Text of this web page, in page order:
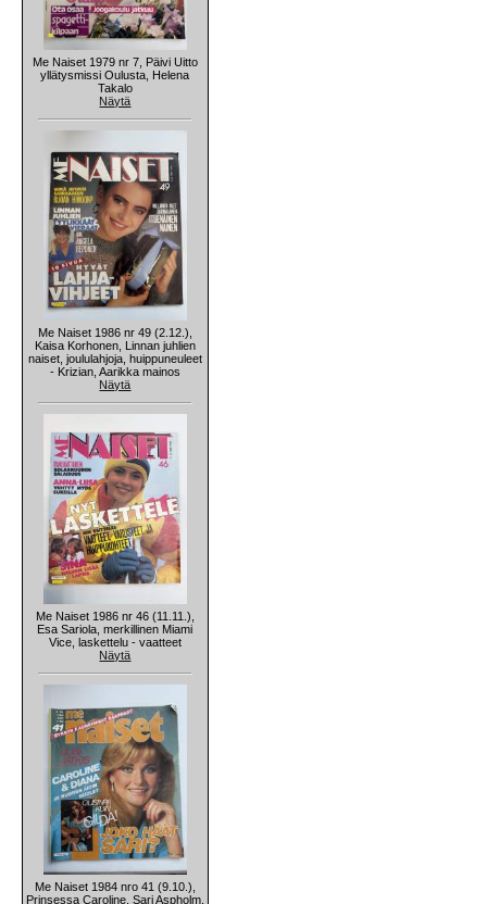
Me Naiset 1979 nr 7, Päivi Uitto
yllätysmissi Oulusta, Helena
Takalo
Näytä
Me Naiset 1986 nr 49 (2.12.),
Kaisa Korhonen, Linnan juhlien
naiset, joululahjoja, huippuneuleet
- Krizian, Aarikka mainos
Näytä
Me Naiset 1986 nr 46 (11.11.),
Esa Sariola, merkillinen Miami
Vice, laskettelu - vaatteet
Näytä
Me Naiset 1984 nro 41 (9.10.),
Prinsessa Caroline, Sari Aspholm,